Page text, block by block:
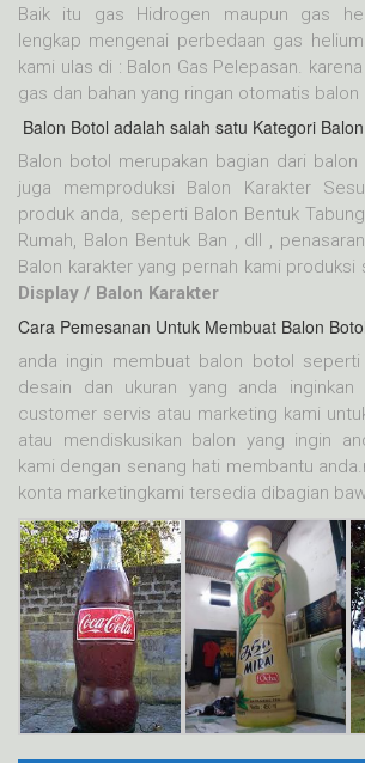
Baik itu gas Hidrogen maupun gas
lengkap mengenai perbedaan gas
kami ulas di : Balon Gas Pelepasan.
gas dan bahan yang ringan otomatis balon
Balon Botol adalah salah satu Kategori
Balon botol merupakan bagian dari
juga memproduksi Balon Karakter
produk anda, seperti Balon Bentuk
Rumah, Balon Bentuk Ban , dll ,
Balon karakter yang pernah kami produksi
Display / Balon Karakter
Cara Pemesanan Untuk Membuat Balon
anda ingin membuat balon botol seperti
desain dan ukuran yang anda
customer servis atau marketing kami
atau mendiskusikan balon yang ingin
kami dengan senang hati membantu
konta marketingkami tersedia dibagian